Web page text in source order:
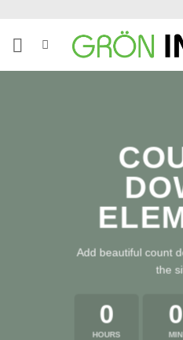
content
Add beautiful count
the
0
HOURS
0
MIN